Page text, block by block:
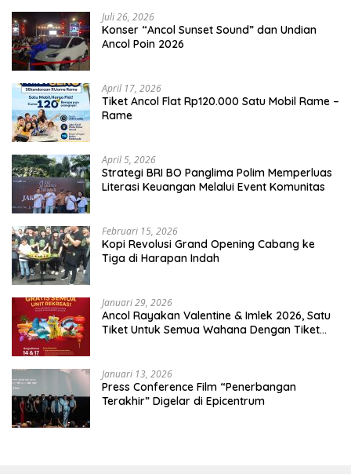
Juli 26, 2026
Konser “Ancol Sunset Sound” dan Undian
Ancol Poin 2026
April 17, 2026
Tiket Ancol Flat Rp120.000 Satu Mobil Rame –
Rame
April 5, 2026
​Strategi BRI BO Panglima Polim Memperluas
Literasi Keuangan Melalui Event Komunitas
Februari 15, 2026
Kopi Revolusi Grand Opening Cabang ke
Tiga di Harapan Indah
Januari 29, 2026
Ancol Rayakan Valentine & Imlek 2026, Satu
Tiket Untuk Semua Wahana Dengan Tiket
Januari 13, 2026
Press Conference Film “Penerbangan
Terakhir” Digelar di Epicentrum